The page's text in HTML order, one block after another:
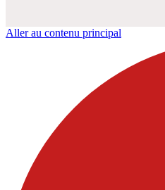
Aller au contenu principal